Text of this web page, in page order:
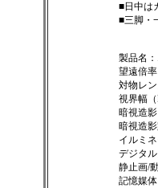
■日中は
■三脚・
製品名
望遠倍
対物レ
視界幅
暗視造
暗視造
イルミ
デジタ
静止画/
記憶媒